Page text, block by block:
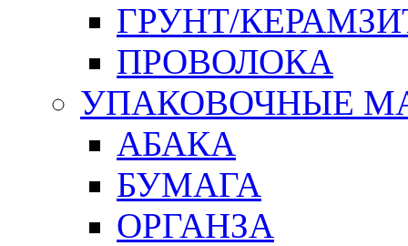
ГРУНТ/
ПРОВОЛОКА
УПАКОВОЧНЫЕ
АБАКА
БУМАГА
ОРГАНЗА